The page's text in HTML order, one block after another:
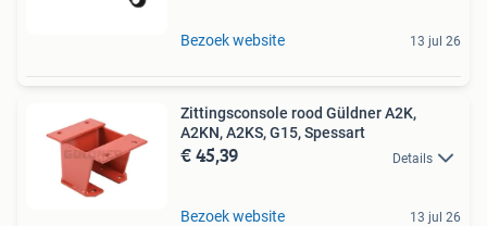
Bezoek website 13 jul 26
Zittingsconsole rood Güldner A2K,
A2KN, A2KS, G15, Spessart
€ 45,39 Details
Bezoek website 13 jul 26